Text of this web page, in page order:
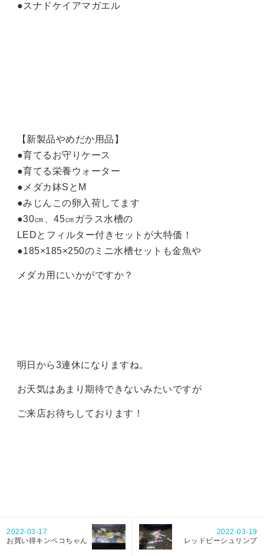
●スナドケイアマガエル
【新製品やめだか用品】
●育てるお守りケース
●育てる栄養ウォーター
●メダカ鉢SとM
●みじんこの卵入荷してます
●30㎝、45㎝ガラス水槽の
LEDとフィルター付きセットが大特価！
●185×185×250のミニ水槽セットも金魚や
メダカ用にいかがですか？
明日から3連休になりますね。
お天気はあまり期待できないみたいですが
ご来店お待ちしております！
2022-03-17
お買い得キンペコちゃん
2022-03-19
レッドビーシュリンプ